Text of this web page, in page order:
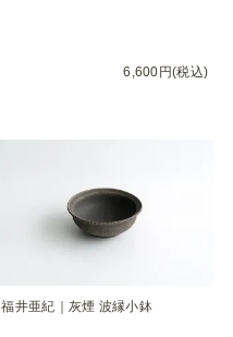
6,600円(税込)
福井亜紀｜灰煙 波縁小鉢